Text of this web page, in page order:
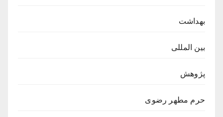
بهداشت
بین المللی
پژوهش
حرم مطهر رضوی